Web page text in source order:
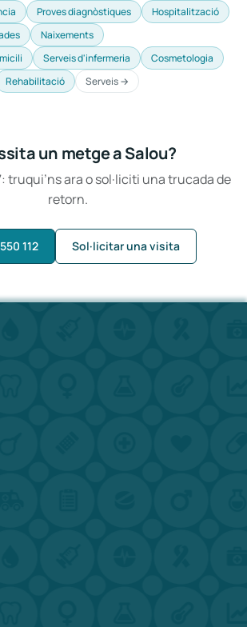
Proves diagnòstiques
Hospitalització
Naixements
Serveis d'infermeria
Cosmetologia
Rehabilitació Serveis →
un metge a Salou?
truqui’ns ara o sol·liciti una trucada de
retorn.
112 Sol·licitar una visita